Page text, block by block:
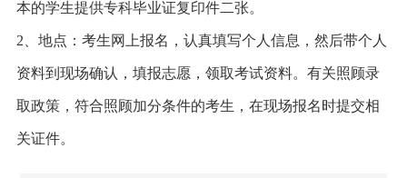
本的学生提供专科毕业证复印件二张。
2、地点：考生网上报名，认真填写个人信息，然后带个人
资料到现场确认，填报志愿，领取考试资料。有关照顾录
取政策，符合照顾加分条件的考生，在现场报名时提交相
关证件。